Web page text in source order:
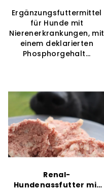
von
5
Sternen.
Ergänzungsfuttermittel
für Hunde mit
Nierenerkrankungen, mit
einem deklarierten
Phosphorgehalt...
Renal-
Hundenassfutter mit